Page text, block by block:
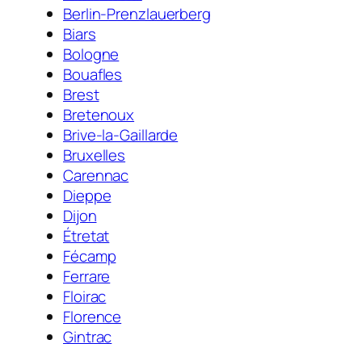
Berlin-Prenzlauerberg
Biars
Bologne
Bouafles
Brest
Bretenoux
Brive-la-Gaillarde
Bruxelles
Carennac
Dieppe
Dijon
Étretat
Fécamp
Ferrare
Floirac
Florence
Gintrac